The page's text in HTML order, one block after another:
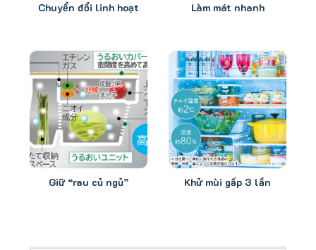
Chuyển đổi linh hoạt Làm mát nhanh
Giữ “rau củ ngủ” Khử mùi gấp 3 lần